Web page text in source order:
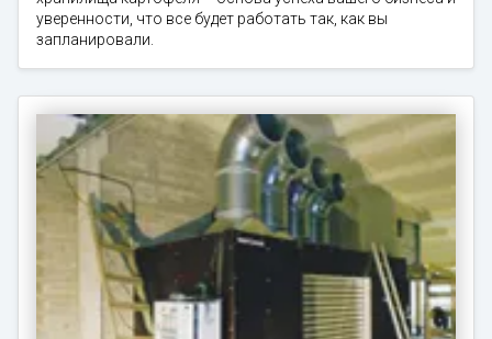
уверенности, что все будет работать так, как вы
запланировали.